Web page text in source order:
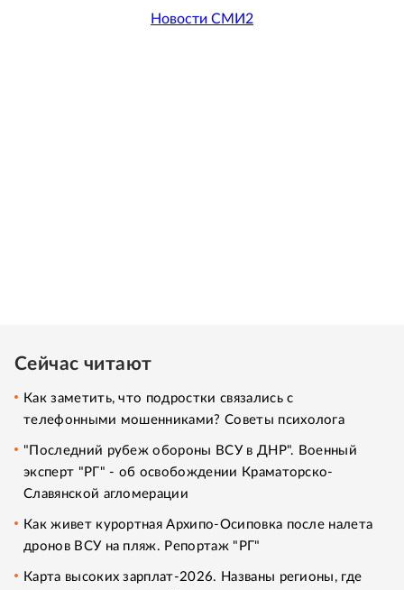
Новости СМИ2
Сейчас читают
Как заметить, что подростки связались с
телефонными мошенниками? Советы психолога
"Последний рубеж обороны ВСУ в ДНР". Военный
эксперт "РГ" - об освобождении Краматорско-
Славянской агломерации
Как живет курортная Архипо-Осиповка после налета
дронов ВСУ на пляж. Репортаж "РГ"
Карта высоких зарплат-2026. Названы регионы, где